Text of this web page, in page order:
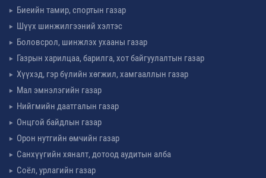
Биеийн тамир, спортын газар
Шүүх шинжилгээний хэлтэс
Боловсрол, шинжлэх ухааны газар
Газрын харилцаа, барилга, хот байгуулалтын газар
Хүүхэд, гэр бүлийн хөгжил, хамгааллын газар
Мал эмнэлэгийн газар
Нийгмийн даатгалын газар
Онцгой байдлын газар
Орон нутгийн өмчийн газар
Санхүүгийн хяналт, дотоод аудитын алба
Соёл, урлагийн газар